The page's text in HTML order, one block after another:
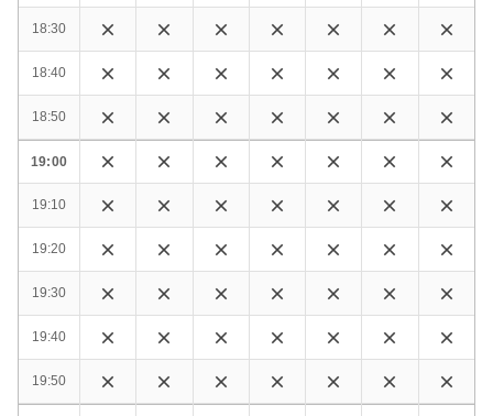
18:30
18:40
18:50
19:00
19:10
19:20
19:30
19:40
19:50